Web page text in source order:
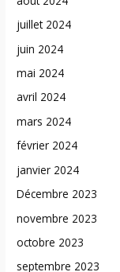
juillet 2024
juin 2024
mai 2024
avril 2024
mars 2024
février 2024
janvier 2024
Décembre 2023
novembre 2023
octobre 2023
septembre 2023